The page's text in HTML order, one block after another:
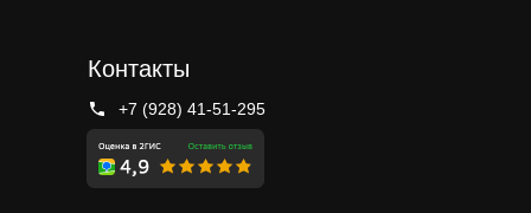
Контакты
+7 (928) 41-51-295